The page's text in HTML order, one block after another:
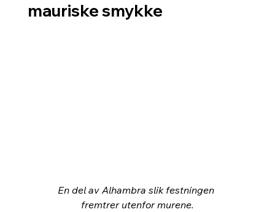
mauriske smykke
En del av Alhambra slik festningen
fremtrer utenfor murene.